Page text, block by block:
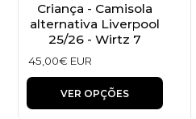
Criança - Camisola
alternativa Liverpool
25/26 - Wirtz 7
45,00€ EUR
VER OPÇÕES